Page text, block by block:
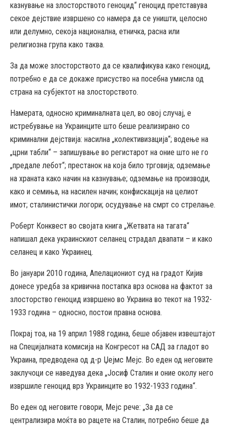
казнување на злосторството геноцид“ геноцид претставува
секое дејствие извршено со намера да се уништи, целосно
или делумно, секоја национална, етничка, расна или
религиозна група како таква.
За да може злосторството да се квалификува како геноцид,
потребно е да се докаже присуство на посебна умисла од
страна на субјектот на злосторството.
Намерата, односно криминалната цел, во овој случај, е
истребување на Украинците што беше реализирано со
криминални дејствија: насилна „колективизација“; водење на
„црни табли“ – запишување во регистарот на оние што не го
„предале лебот“; престанок на која било трговија; одземање
на храната како начин на казнување; одземање на производи,
како и семиња, на насилен начин; конфискација на целиот
имот; сталинистички логори; осудување на смрт со стрелање.
Роберт Конквест во својата книга „Жетвата на тагата“
напишал дека украинскиот селанец страдал двапати – и како
селанец и како Украинец.
Во јануари 2010 година, Апелациониот суд на градот Кијив
донесе уредба за кривична постапка врз основа на фактот за
злосторство геноцид извршено во Украина во текот на 1932-
1933 година – односно, постои правна основа.
Покрај тоа, на 19 април 1988 година, беше објавен извештајот
на Специјалната комисија на Конгресот на САД за гладот во
Украина, предводена од д-р Џејмс Мејс. Во еден од неговите
заклучоци се наведува дека „Јосиф Сталин и оние околу него
извршиле геноцид врз Украинците во 1932-1933 година“.
Во еден од неговите говори, Мејс рече: „За да се
централизира моќта во рацете на Сталин, потребно беше да